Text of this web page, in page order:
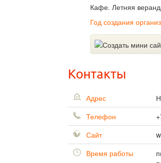
Кафе. Летняя
Год создания
Контакты
Адрес
Телефон
Сайт
Время работы